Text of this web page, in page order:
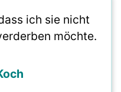
ich sie nicht
möchte.